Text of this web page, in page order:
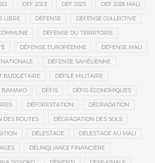
DEF 2023 DEF 2025 DEF 2026 MALI
LIBRE DÉFENSE DÉFENSE COLLECTIVE
DÉFENSE DU TERRITOIRE
DÉFENSE EUROPÉENNE DÉFENSE MALI
DÉFENSE SAHÉLIENNE
BUDGÉTAIRE DÉFILÉ MILITAIRE
BAMAKO DÉFIS DÉFIS ÉCONOMIQUES
DÉFORESTATION DÉGRADATION
DES ROUTES DÉGRADATION DES SOLS
DÉLESTAGE DÉLESTAGE AU MALI
DÉLINQUANCE FINANCIÈRE